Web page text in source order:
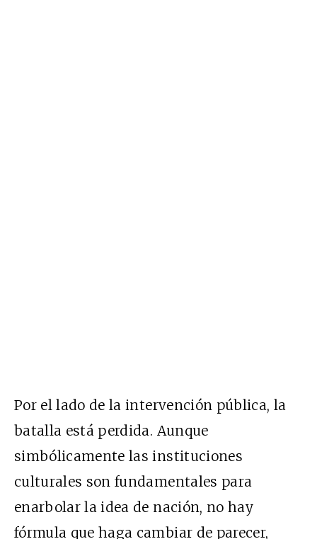
Por el lado de la intervención pública, la
batalla está perdida. Aunque
simbólicamente las instituciones
culturales son fundamentales para
enarbolar la idea de nación, no hay
fórmula que haga cambiar de parecer,